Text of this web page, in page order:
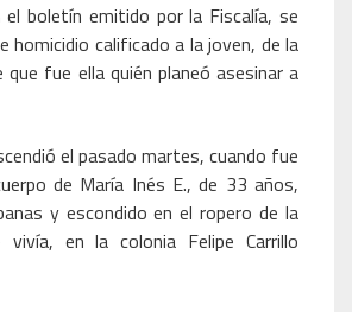
el boletín emitido por la Fiscalía, se
homicidio calificado a la joven, de la
que fue ella quién planeó asesinar a
el pasado martes, cuando fue
de María Inés E., de 33 años,
y escondido en el ropero de la
vivía, en la colonia Felipe Carrillo